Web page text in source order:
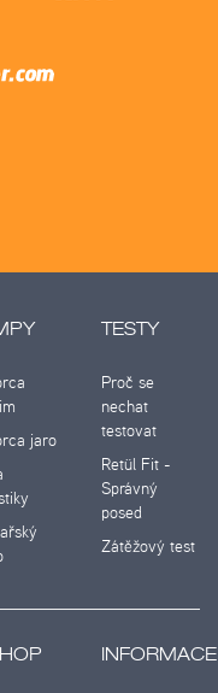
jaro
TESTY
Proč se
nechat
testovat
Retül Fit -
Správný
posed
Zátěžový test
INFORMACE